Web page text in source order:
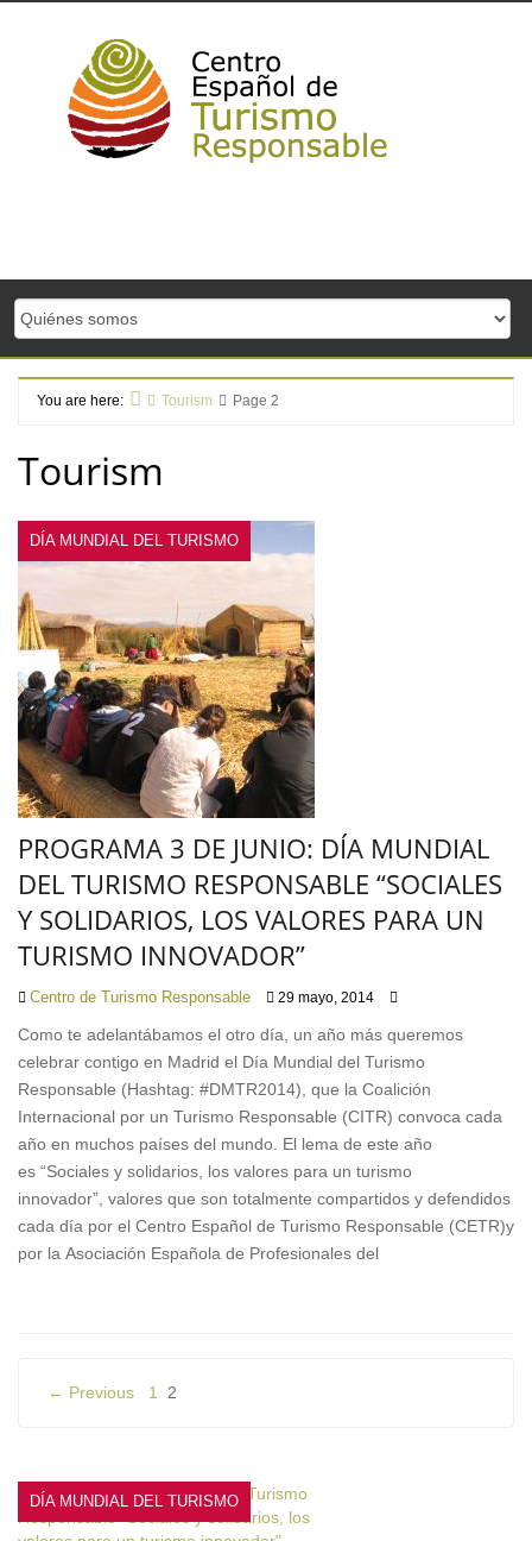
You are here:
Tourism Page 2
Tourism
DÍA MUNDIAL DEL TURISMO
PROGRAMA 3 DE JUNIO: DÍA MUNDIAL
DEL TURISMO RESPONSABLE “SOCIALES
Y SOLIDARIOS, LOS VALORES PARA UN
TURISMO INNOVADOR”
Centro de Turismo Responsable 29 mayo, 2014
Como te adelantábamos el otro día, un año más queremos
celebrar contigo en Madrid el Día Mundial del Turismo
Responsable (Hashtag: #DMTR2014), que la Coalición
Internacional por un Turismo Responsable (CITR) convoca cada
año en muchos países del mundo. El lema de este año
es “Sociales y solidarios, los valores para un turismo
innovador”, valores que son totalmente compartidos y defendidos
cada día por el Centro Español de Turismo Responsable (CETR)y
por la Asociación Española de Profesionales del
Navegación
← Previous 1 2
DÍA MUNDIAL DEL TURISMO